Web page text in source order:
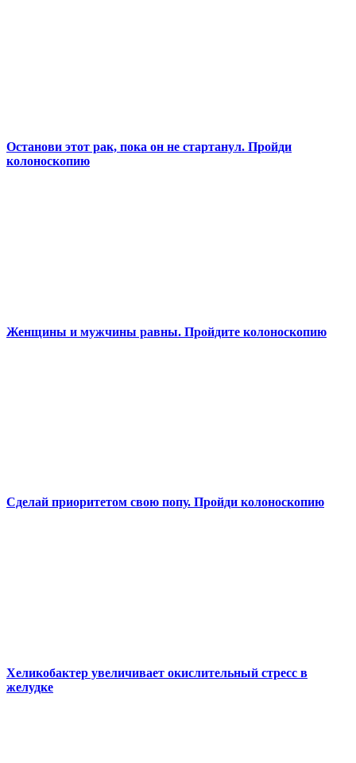
Останови этот рак, пока он не стартанул. Пройди
колоноскопию
Женщины и мужчины равны. Пройдите колоноскопию
Сделай приоритетом свою попу. Пройди колоноскопию
Хеликобактер увеличивает окислительный стресс в
желудке